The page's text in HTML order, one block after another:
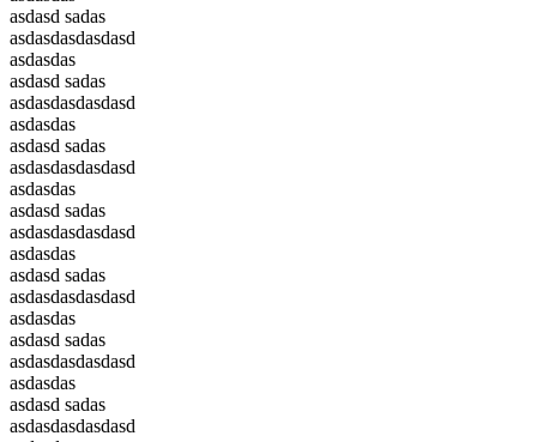
asdasd sadas
asdasdasdasdasd
asdasdas
asdasd sadas
asdasdasdasdasd
asdasdas
asdasd sadas
asdasdasdasdasd
asdasdas
asdasd sadas
asdasdasdasdasd
asdasdas
asdasd sadas
asdasdasdasdasd
asdasdas
asdasd sadas
asdasdasdasdasd
asdasdas
asdasd sadas
asdasdasdasdasd